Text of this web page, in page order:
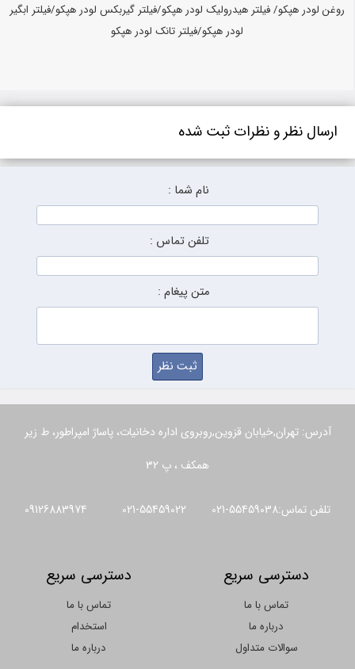
روغن لودر هپکو/ فیلتر هیدرولیک لودر هپکو/فیلتر گیربکس لودر هپکو/فیلتر ابگیر
لودر هپکو/فیلتر تانک لودر هپکو
ارسال نظر و نظرات ثبت شده
نام شما :
تلفن تماس :
متن پیغام :
آدرس: تهران,خیابان قزوین,روبروی اداره دخانیات، پاساژ امپراطور، ط زیر
همکف ، پ 32
تلفن تماس:55459038-021 55459022-021 09126883974
دسترسی سریع
تماس با ما
درباره ما
سوالات متداول
دسترسی سریع
تماس با ما
استخدام
درباره ما